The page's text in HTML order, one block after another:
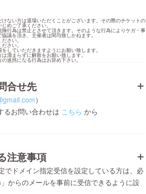
けない方は退場いただくことがございます。その際のチケットの
めご了承ください。
行為は禁止とさせて頂きます。そのような行為によりケガ・事
議を頂き、主催者は関与致しかねます。
さい。
さい。
していただきますようにお願い致します。
溜まらずに解散をお願い致します。
迷惑になる行為はお辞め下さい。
合せ先
）
るお問い合わせは こちら から
注意事項
でドメイン指定受信を設定している方は、必
からのメールを事前に受信できるように設